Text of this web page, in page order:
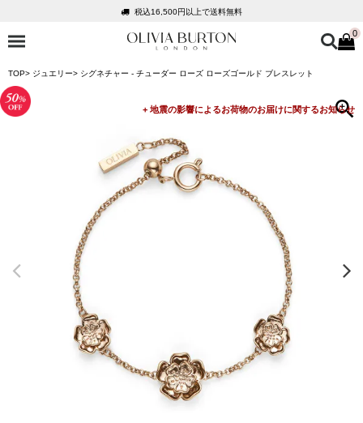
税込16,500円以上で送料無料
会員登録で1,000円分のポイントプレゼント
税込16,500円以上で送料無料
公式パッケージでお届け
0
TOP ジュエリー シグネチャー - チューダー ローズ ローズゴールド ブレスレット